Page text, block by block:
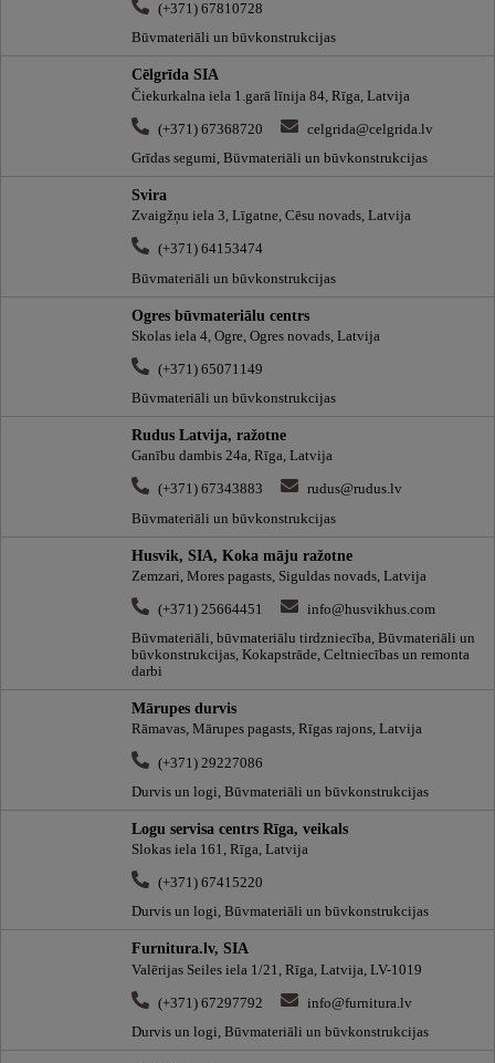
(+371) 67810728
Būvmateriāli un būvkonstrukcijas
Cēlgrīda SIA
Čiekurkalna iela 1.garā līnija 84, Rīga, Latvija
(+371) 67368720
celgrida@celgrida.lv
Grīdas segumi, Būvmateriāli un būvkonstrukcijas
Svira
Zvaigžņu iela 3, Līgatne, Cēsu novads, Latvija
(+371) 64153474
Būvmateriāli un būvkonstrukcijas
Ogres būvmateriālu centrs
Skolas iela 4, Ogre, Ogres novads, Latvija
(+371) 65071149
Būvmateriāli un būvkonstrukcijas
Rudus Latvija, ražotne
Ganību dambis 24a, Rīga, Latvija
(+371) 67343883
rudus@rudus.lv
Būvmateriāli un būvkonstrukcijas
Husvik, SIA, Koka māju ražotne
Zemzari, Mores pagasts, Siguldas novads, Latvija
(+371) 25664451
info@husvikhus.com
Būvmateriāli, būvmateriālu tirdzniecība, Būvmateriāli un
būvkonstrukcijas, Kokapstrāde, Celtniecības un remonta
darbi
Mārupes durvis
Rāmavas, Mārupes pagasts, Rīgas rajons, Latvija
(+371) 29227086
Durvis un logi, Būvmateriāli un būvkonstrukcijas
Logu servisa centrs Rīga, veikals
Slokas iela 161, Rīga, Latvija
(+371) 67415220
Durvis un logi, Būvmateriāli un būvkonstrukcijas
Furnitura.lv, SIA
Valērijas Seiles iela 1/21, Rīga, Latvija, LV-1019
(+371) 67297792
info@furnitura.lv
Durvis un logi, Būvmateriāli un būvkonstrukcijas